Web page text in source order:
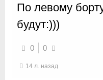
По левому
будут:)))
0 0
14 л. назад